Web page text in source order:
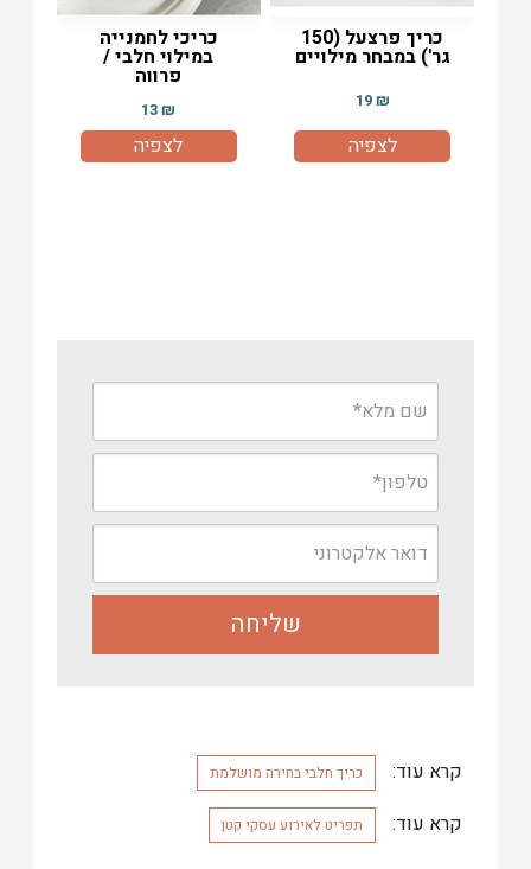
כריך פרצעל (150
גר') במבחר מילויים
₪
19
לצפיה
כריכי לחמנייה
במילוי חלבי /
פרווה
₪
13
לצפיה
קרא עוד: כריך חלבי בחירה מושלמת
קרא עוד: תפריט לאירוע עסקי קטן